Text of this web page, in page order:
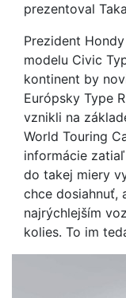
prezentoval
Prezident
modelu Civic
kontinent by
Európsky Type
vznikli na
World Touring
informácie
do takej miery
chce dosiahnuť,
najrýchlejším
kolies. To im